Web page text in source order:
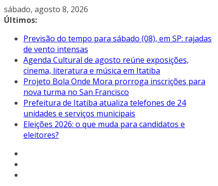
Pular
para
conteúdo
sábado, agosto 8, 2026
Últimos:
Previsão do tempo para sábado (08), em SP: rajadas
de vento intensas
Agenda Cultural de agosto reúne exposições,
cinema, literatura e música em Itatiba
Projeto Bola Onde Mora prorroga inscrições para
nova turma no San Francisco
Prefeitura de Itatiba atualiza telefones de 24
unidades e serviços municipais
Eleições 2026: o que muda para candidatos e
eleitores?